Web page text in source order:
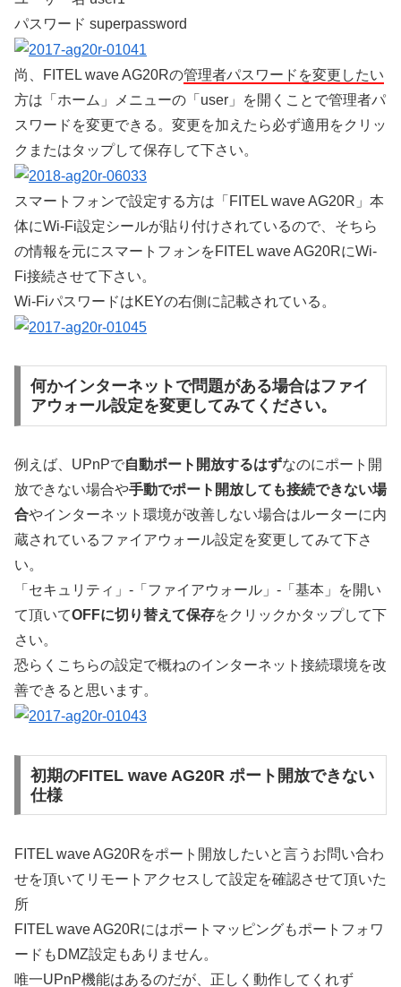
パスワード superpassword
尚、FITEL wave AG20Rの管理者パスワードを変更したい
方は「ホーム」メニューの「user」を開くことで管理者パ
スワードを変更できる。変更を加えたら必ず適用をクリッ
クまたはタップして保存して下さい。
スマートフォンで設定する方は「FITEL wave AG20R」本
体にWi-Fi設定シールが貼り付けされているので、そちら
の情報を元にスマートフォンをFITEL wave AG20RにWi-
Fi接続させて下さい。
Wi-FiパスワードはKEYの右側に記載されている。
何かインターネットで問題がある場合はファイ
アウォール設定を変更してみてください。
例えば、UPnPで自動ポート開放するはずなのにポート開
放できない場合や手動でポート開放しても接続できない場
合やインターネット環境が改善しない場合はルーターに内
蔵されているファイアウォール設定を変更してみて下さ
い。
「セキュリティ」-「ファイアウォール」-「基本」を開い
て頂いてOFFに切り替えて保存をクリックかタップして下
さい。
恐らくこちらの設定で概ねのインターネット接続環境を改
善できると思います。
初期のFITEL wave AG20R ポート開放できない
仕様
FITEL wave AG20Rをポート開放したいと言うお問い合わ
せを頂いてリモートアクセスして設定を確認させて頂いた
所
FITEL wave AG20Rにはポートマッピングもポートフォワ
ードもDMZ設定もありません。
唯一UPnP機能はあるのだが、正しく動作してくれず